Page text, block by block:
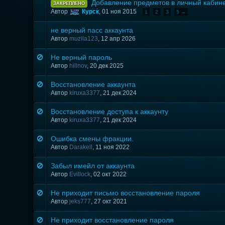
ЗАКРЕПЛЕНО Добавление предметов в личный
Автор Курск,01 ноя 2015 1 2 3 5 →
не верный пасс аккаунта
Автор muzila123, 12 апр 2026
Не верный пароль
Автор hillnov,20 дек 2025
Восстановление аккаунта
Автор kiruxa3377,21 дек 2024
Восстановление доступа к аккаунту
Автор kiruxa3377,21 дек 2024
Ошибка смены фракции.
Автор Darakell , 11 ноя 2022
Забыл имейл от аккаунта
Автор Evillock,02 окт 2022
Не приходит письмо восстановление пароля
Авторjeks777,27 окт 2021
Не приходит восстановление пароля